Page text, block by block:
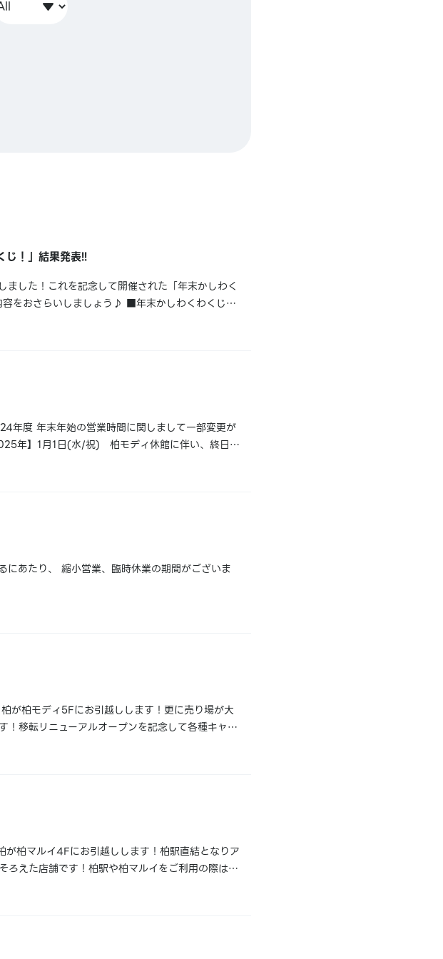
じ！」結果発表!!
した！これを記念して開催された「年末かしわく
をおさらいしましょう♪ ■年末かしわくわくじ！
年度 年末年始の営業時間に関しまして一部変更が
年】1月1日(水/祝) 柏モディ休館に伴い、終日休
にあたり、 縮小営業、臨時休業の期間がございま
が柏モディ5Fにお引越しします！更に売り場が大
！移転リニューアルオープンを記念して各種キャン
柏マルイ4Fにお引越しします！柏駅直結となりア
ろえた店舗です！柏駅や柏マルイをご利用の際は、